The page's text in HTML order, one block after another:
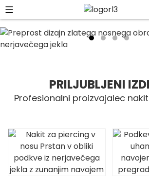
PRILJUBLJENI
Profesionalni proizvajalec